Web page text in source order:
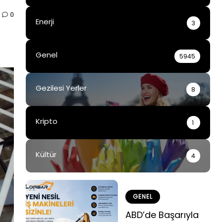
0
Enerji 3
Genel 5945
Gezilesi Yerler 8
Kripto 1
Kültür 4
GENEL
ABD’de Başarıyla